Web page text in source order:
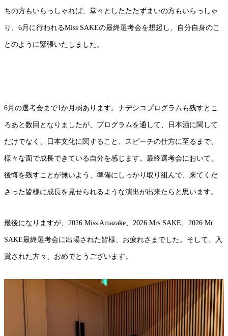
ちの方もいらっしゃれば、堂々としたたたずまいの方もいらっしゃ
り、 6月に行われるMiss SAKEの最終選考会を想起し、自分自身のこ
とのように緊張いたしました。
6月の選考会まで1か月弱あります。ナデシコプログラムも残すとこ
ろあと数回となりましたが、プログラムを通して、日本酒に関して
だけでなく、日本文化に関すること、スピーチの仕方に至るまで、
様々な面で成長できている自分を感じます。最終選考会において、
後悔を残すことが無いよう、準備にしっかり取り組んで、来てくだ
さった皆様に成長を見せられるような演出が出来たらと思います。
最後になりますが、 2026 Miss Amazake、 2026 Mrs SAKE、 2026 Mr
SAKE最終選考会に出場された皆様、お疲れさまでした。そして、入
賞された方々、おめでとうございます。